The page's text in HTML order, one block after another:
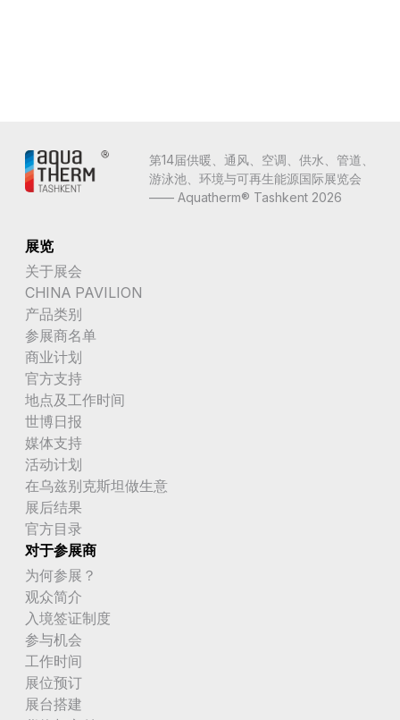
第14届供暖、通风、空调、供水、管道、
游泳池、环境与可再生能源国际展览会
—— Aquatherm® Tashkent 2026
展览
关于展会
CHINA PAVILION
产品类别
参展商名单
商业计划
官方支持
地点及工作时间
世博日报
媒体支持
活动计划
在乌兹别克斯坦做生意
展后结果
官方目录
对于参展商
为何参展？
观众简介
入境签证制度
参与机会
工作时间
展位预订
展台搭建